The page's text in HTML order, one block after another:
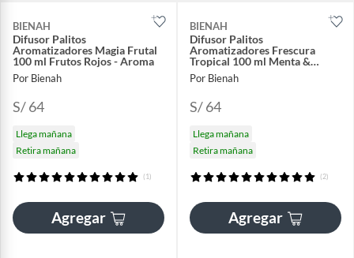
BIENAH
Difusor Palitos
Aromatizadores Magia Frutal
100 ml Frutos Rojos - Aroma
Por Bienah
S/ 64
Llega mañana
Retira mañana
(1)
Agregar
BIENAH
Difusor Palitos
Aromatizadores Frescura
Tropical 100 ml Menta &
Eucalipto - Aroma
Por Bienah
S/ 64
Llega mañana
Retira mañana
(2)
Agregar